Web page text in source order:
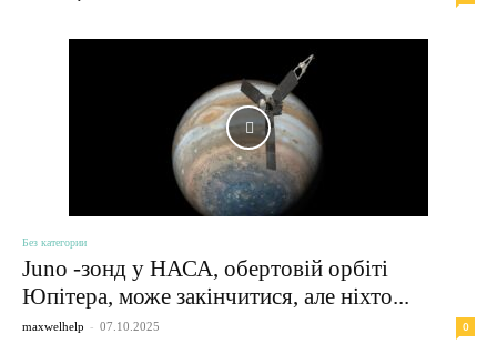
Без категории
Juno -зонд у НАСА, обертовій орбіті
Юпітера, може закінчитися, але ніхто...
maxwelhelp - 07.10.2025 0